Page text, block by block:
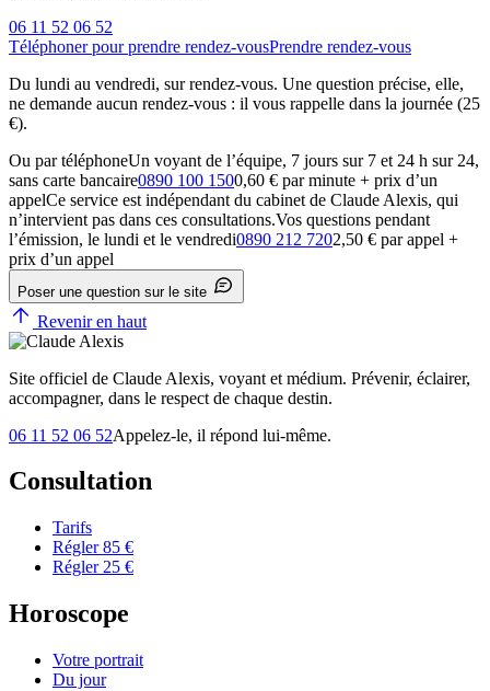
06 11 52 06 52
Téléphoner pour prendre rendez-vousPrendre rendez-vous
Du lundi au vendredi, sur rendez-vous. Une question précise, elle,
ne demande aucun rendez-vous : il vous rappelle dans la journée (25
€).
Ou par téléphoneUn voyant de l’équipe, 7 jours sur 7 et 24 h sur 24,
sans carte bancaire0890 100 1500,60 € par minute + prix d’un
appelCe service est indépendant du cabinet de Claude Alexis, qui
n’intervient pas dans ces consultations.Vos questions pendant
l’émission, le lundi et le vendredi0890 212 7202,50 € par appel +
prix d’un appel
Poser une question sur le site
Revenir en haut
Site officiel de Claude Alexis, voyant et médium. Prévenir, éclairer,
accompagner, dans le respect de chaque destin.
06 11 52 06 52Appelez-le, il répond lui-même.
Consultation
Tarifs
Régler 85 €
Régler 25 €
Horoscope
Votre portrait
Du jour